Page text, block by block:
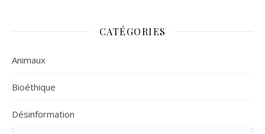
CATÉGORIES
Animaux
Bioéthique
Désinformation